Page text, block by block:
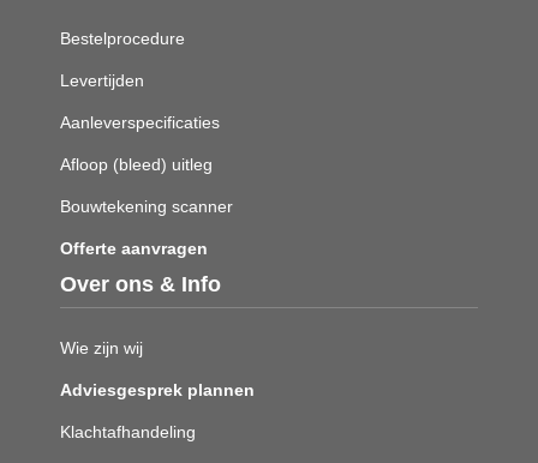
Bestelprocedure
Levertijden
Aanleverspecificaties
Afloop (bleed) uitleg
Bouwtekening scanner
Offerte aanvragen
Over ons & Info
Wie zijn wij
Adviesgesprek plannen
Klachtafhandeling